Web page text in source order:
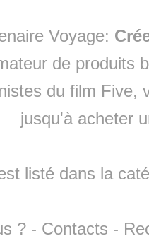
Voyage:
de produits
du film Five,
jusqu'à acheter
listé dans la
? - Contacts -